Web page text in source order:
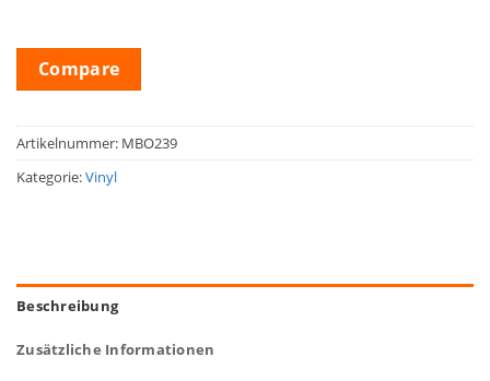
Compare
Artikelnummer: MBO239
Kategorie:Vinyl
Beschreibung
Zusätzliche Informationen